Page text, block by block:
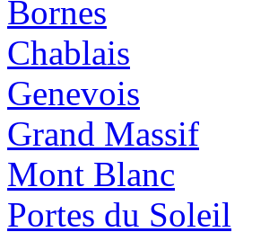
Bornes
Chablais
Genevois
Grand Massif
Mont Blanc
Portes du Soleil